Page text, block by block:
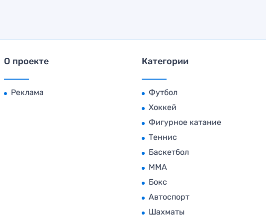
О проекте
Реклама
Категории
Футбол
Хоккей
Фигурное катание
Теннис
Баскетбол
MMA
Бокс
Автоспорт
Шахматы